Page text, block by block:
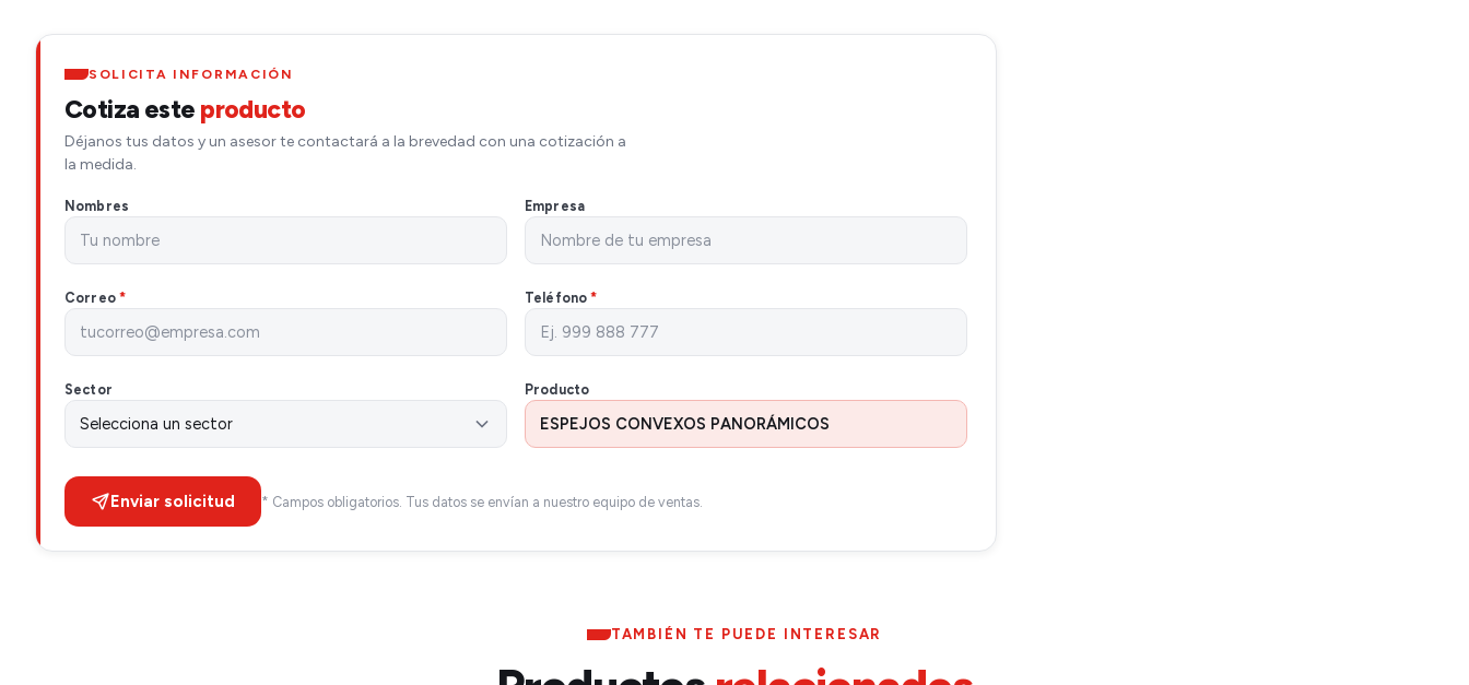
SOLICITA INFORMACIÓN
Cotiza este producto
Déjanos tus datos y un asesor te contactará a la brevedad con una cotización a
la medida.
Nombres Empresa
Correo * Teléfono*
Sector Producto
Enviar solicitud * Campos obligatorios. Tus datos se envían a nuestro equipo de ventas.
TAMBIÉN TE PUEDE INTERESAR